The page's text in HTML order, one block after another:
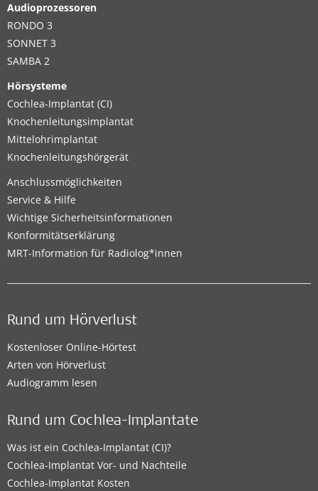
Audioprozessoren
RONDO 3
SONNET 3
SAMBA 2
Hörsysteme
Cochlea-Implantat (CI)
Knochenleitungsimplantat
Mittelohrimplantat
Knochenleitungshörgerät
Anschlussmöglichkeiten
Service & Hilfe
Wichtige Sicherheitsinformationen
Konformitätserklärung
MRT-Information für Radiolog*innen
Rund um Hörverlust
Kostenloser Online-Hörtest
Arten von Hörverlust
Audiogramm lesen
Rund um Cochlea-Implantate
Was ist ein Cochlea-Implantat (CI)?
Cochlea-Implantat Vor- und Nachteile
Cochlea-Implantat Kosten